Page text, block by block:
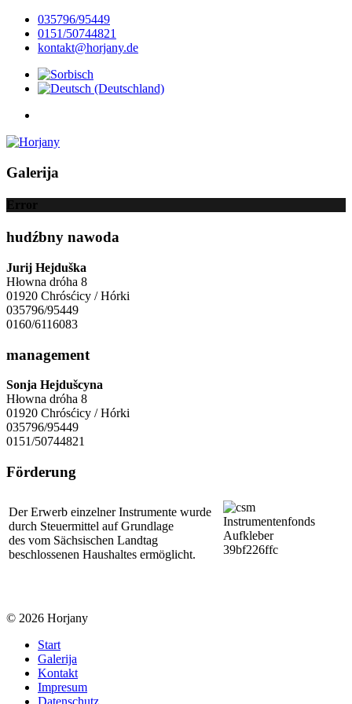
035796/95449
0151/50744821
kontakt@horjany.de
Galerija
Error
hudźbny nawoda
Jurij Hejduška
Hłowna dróha 8
01920 Chrósćicy / Hórki
035796/95449
0160/6116083
management
Sonja Hejdušcyna
Hłowna dróha 8
01920 Chrósćicy / Hórki
035796/95449
0151/50744821
Förderung
Der Erwerb einzelner Instrumente wurde
durch Steuermittel auf Grundlage
des vom Sächsischen Landtag
beschlossenen Haushaltes ermöglicht.
© 2026 Horjany
Start
Galerija
Kontakt
Impresum
Datenschutz